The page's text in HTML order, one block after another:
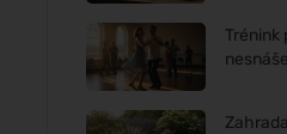
Trénink